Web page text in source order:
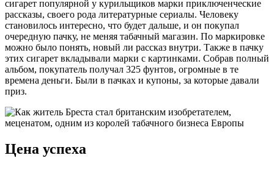
сигарет популярной у курильщиков марки приключенческие
рассказы, своего рода литературные сериалы. Человеку
становилось интересно, что будет дальше, и он покупал
очередную пачку, не меняя табачный магазин. По маркировке
можно было понять, новый ли рассказ внутри. Также в пачку
этих сигарет вкладывали марки с картинками. Собрав полный
альбом, покупатель получал 325 фунтов, огромные в те
времена деньги. Были в пачках и купоны, за которые давали
приз.
Цена успеха